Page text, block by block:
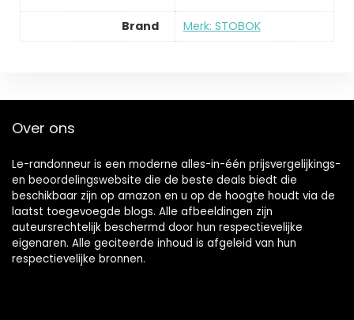
Brand Merk: STOBOK
Over ons
Le-randonneur is een moderne alles-in-één prijsvergelijkings-
en beoordelingswebsite die de beste deals biedt die
beschikbaar zijn op amazon en u op de hoogte houdt via de
laatst toegevoegde blogs. Alle afbeeldingen zijn
auteursrechtelijk beschermd door hun respectievelijke
eigenaren. Alle geciteerde inhoud is afgeleid van hun
respectievelijke bronnen.